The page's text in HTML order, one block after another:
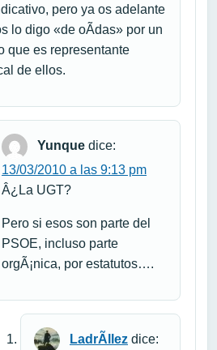
pero ya os adelante
lo digo «de oÃ­das» por un
que es representante
de ellos.
Yunque dice:
13/03/2010 a las 9:13 pm
Â¿La UGT?
Pero si esos son parte del
PSOE, incluso parte
orgÃ¡nica, por estatutos….
LadrÃ­llez dice: